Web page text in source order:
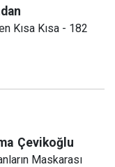
Kısa Kısa - 182
Çevikoğlu
Maskarası